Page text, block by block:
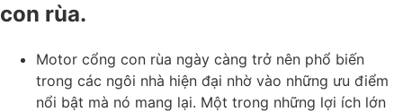
con rùa.
Motor cổng con rùa ngày càng trở nên phổ biến
trong các ngôi nhà hiện đại nhờ vào những ưu điểm
nổi bật mà nó mang lại. Một trong những lợi ích lớn